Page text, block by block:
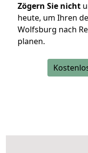
Zögern Sie nicht
heute, um Ihren
Wolfsburg nach
planen.